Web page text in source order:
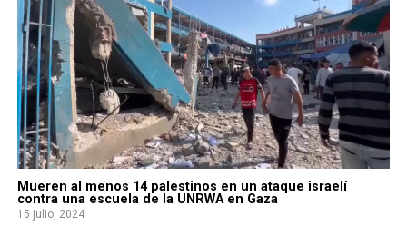
Mueren al menos 14 palestinos en un ataque israelí
contra una escuela de la UNRWA en Gaza
15 julio, 2024